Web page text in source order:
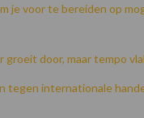
je voor te bereiden op
groeit door, maar tempo
tegen internationale